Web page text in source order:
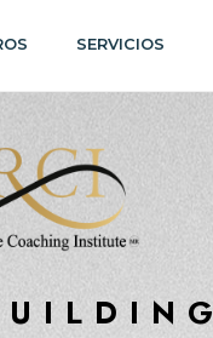
SERVICIOS